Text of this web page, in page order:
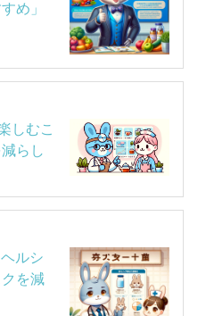
め」
しむこ
らし
ルシ
を減